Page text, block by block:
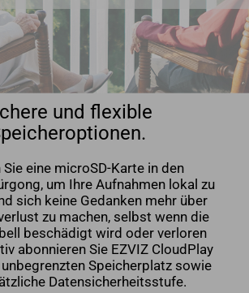
und flexible
eine microSD-Karte in den
um Ihre Aufnahmen lokal zu
sich keine Gedanken mehr über
zu machen, selbst wenn die
beschädigt wird oder verloren
abonnieren Sie EZVIZ CloudPlay
Speicherplatz sowie
Datensicherheitsstufe.